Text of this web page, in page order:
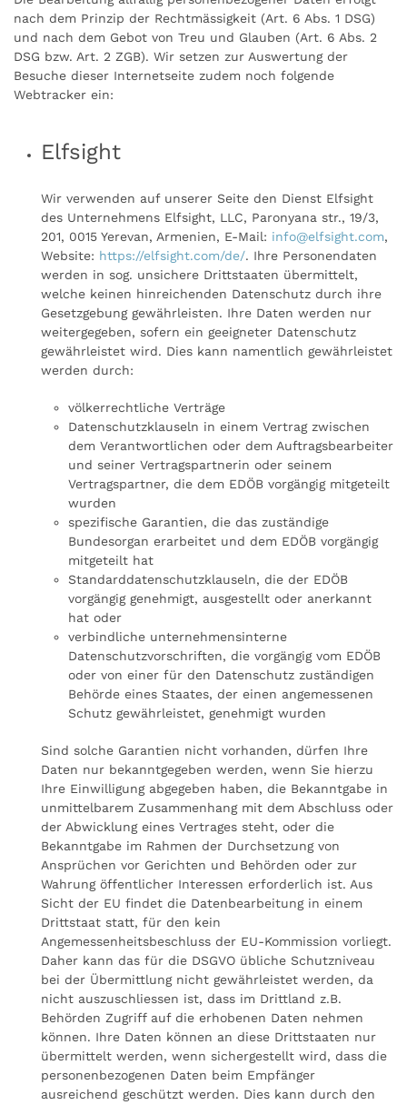
nach dem Prinzip der Rechtmässigkeit (Art. 6 Abs. 1 DSG)
und nach dem Gebot von Treu und Glauben (Art. 6 Abs. 2
DSG bzw. Art. 2 ZGB). Wir setzen zur Auswertung der
Besuche dieser Internetseite zudem noch folgende
Webtracker ein:
Elfsight
Wir verwenden auf unserer Seite den Dienst Elfsight
des Unternehmens Elfsight, LLC, Paronyana str., 19/3,
201, 0015 Yerevan, Armenien, E-Mail: info@elfsight.com,
Website: https://elfsight.com/de/. Ihre Personendaten
werden in sog. unsichere Drittstaaten übermittelt,
welche keinen hinreichenden Datenschutz durch ihre
Gesetzgebung gewährleisten. Ihre Daten werden nur
weitergegeben, sofern ein geeigneter Datenschutz
gewährleistet wird. Dies kann namentlich gewährleistet
werden durch:
völkerrechtliche Verträge
Datenschutzklauseln in einem Vertrag zwischen
dem Verantwortlichen oder dem Auftragsbearbeiter
und seiner Vertragspartnerin oder seinem
Vertragspartner, die dem EDÖB vorgängig mitgeteilt
wurden
spezifische Garantien, die das zuständige
Bundesorgan erarbeitet und dem EDÖB vorgängig
mitgeteilt hat
Standarddatenschutzklauseln, die der EDÖB
vorgängig genehmigt, ausgestellt oder anerkannt
hat oder
verbindliche unternehmensinterne
Datenschutzvorschriften, die vorgängig vom EDÖB
oder von einer für den Datenschutz zuständigen
Behörde eines Staates, der einen angemessenen
Schutz gewährleistet, genehmigt wurden
Sind solche Garantien nicht vorhanden, dürfen Ihre
Daten nur bekanntgegeben werden, wenn Sie hierzu
Ihre Einwilligung abgegeben haben, die Bekanntgabe in
unmittelbarem Zusammenhang mit dem Abschluss oder
der Abwicklung eines Vertrages steht, oder die
Bekanntgabe im Rahmen der Durchsetzung von
Ansprüchen vor Gerichten und Behörden oder zur
Wahrung öffentlicher Interessen erforderlich ist. Aus
Sicht der EU findet die Datenbearbeitung in einem
Drittstaat statt, für den kein
Angemessenheitsbeschluss der EU-Kommission vorliegt.
Daher kann das für die DSGVO übliche Schutzniveau
bei der Übermittlung nicht gewährleistet werden, da
nicht auszuschliessen ist, dass im Drittland z.B.
Behörden Zugriff auf die erhobenen Daten nehmen
können. Ihre Daten können an diese Drittstaaten nur
übermittelt werden, wenn sichergestellt wird, dass die
personenbezogenen Daten beim Empfänger
ausreichend geschützt werden. Dies kann durch den